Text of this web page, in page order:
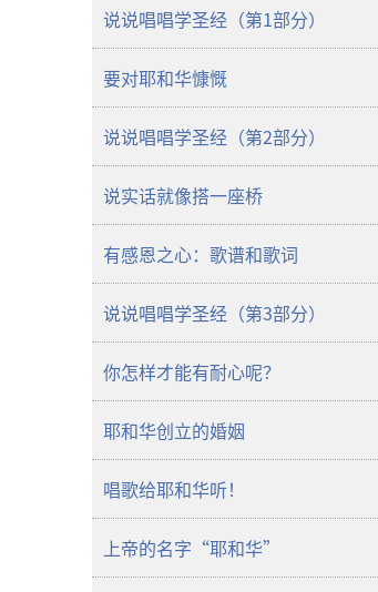
说说唱唱学圣经（第1部分）
要对耶和华慷慨
说说唱唱学圣经（第2部分）
说实话就像搭一座桥
有感恩之心：歌谱和歌词
说说唱唱学圣经（第3部分）
你怎样才能有耐心呢？
耶和华创立的婚姻
唱歌给耶和华听！
上帝的名字“耶和华”